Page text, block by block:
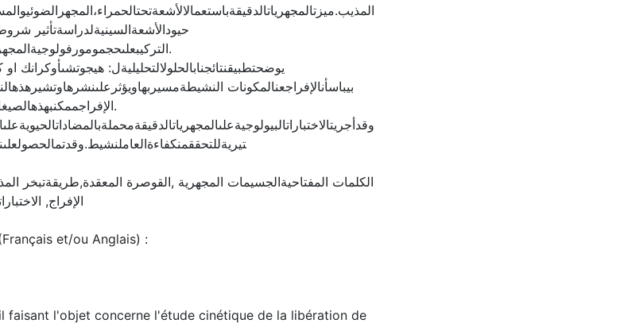
يوضحتطبيقنتائجنابالحلولالتحليليةل: هيجوتشىأوكرانك
بيباسأنالإفراجعنالمكونات
الكلمات المفتاحيةالجسيمات المجهرية ,القوصرة المعقدة,طريقةتبخر
الإفراج,
et/ou Anglais) :
faisant l'objet concerne l'étude cinétique de la libération de